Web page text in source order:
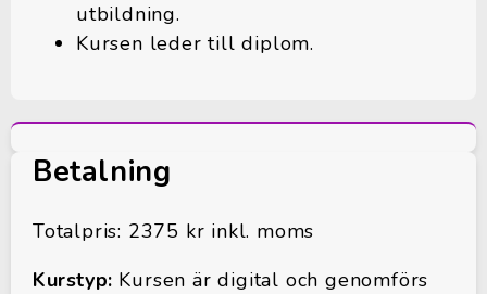
utbildning.
Kursen leder till diplom.
Betalning
Totalpris: 2375 kr inkl. moms
Kurstyp: Kursen är digital och genomförs